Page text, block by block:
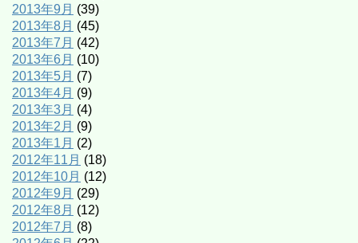
2013年9月 (39)
2013年8月 (45)
2013年7月 (42)
2013年6月 (10)
2013年5月 (7)
2013年4月 (9)
2013年3月 (4)
2013年2月 (9)
2013年1月 (2)
2012年11月 (18)
2012年10月 (12)
2012年9月 (29)
2012年8月 (12)
2012年7月 (8)